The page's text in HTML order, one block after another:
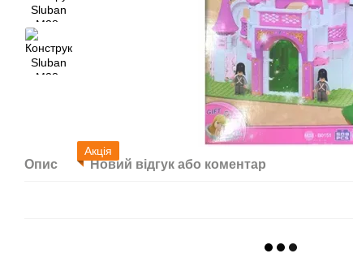
Акція
Опис Новий відгук або коментар